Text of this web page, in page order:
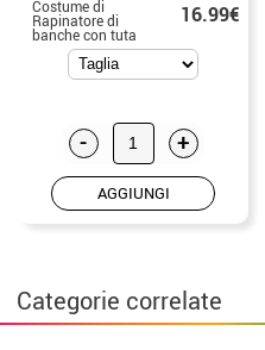
Costume di
Rapinatore di
banche con tuta
rossa per uomo
16.99€
- +
AGGIUNGI
Categorie correlate